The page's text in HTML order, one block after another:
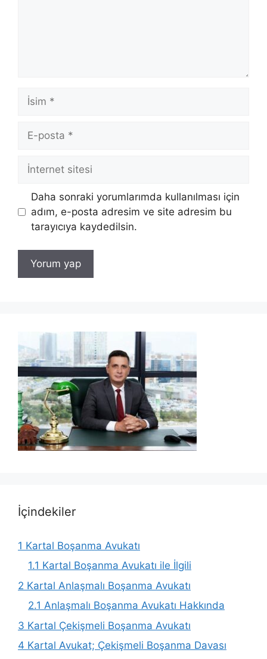
İsim
posta
İnternet
Daha sonraki yorumlarımda kullanılması için
adım, e-posta adresim ve site adresim bu
tarayıcıya kaydedilsin.
İçindekiler
1 Kartal Boşanma Avukatı
1.1 Kartal Boşanma Avukatı ile İlgili
2 Kartal Anlaşmalı Boşanma Avukatı
2.1 Anlaşmalı Boşanma Avukatı Hakkında
3 Kartal Çekişmeli Boşanma Avukatı
4 Kartal Avukat; Çekişmeli Boşanma Davası